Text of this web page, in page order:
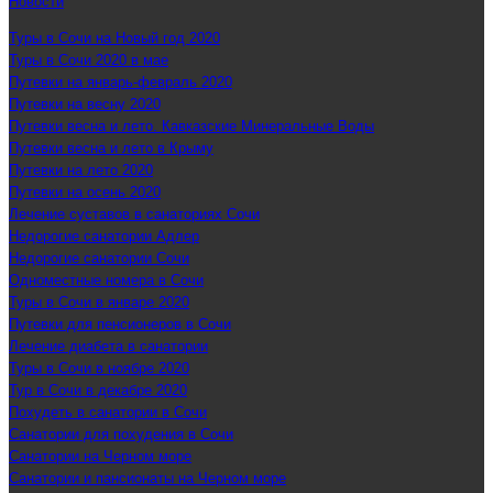
Туры в Сочи на Новый год 2020
Туры в Сочи 2020 в мае
Путевки на январь-февраль 2020
Путевки на весну 2020
Путевки весна и лето. Кавказские Минеральные Воды
Путевки весна и лето в Крыму
Путевки на лето 2020
Путевки на осень 2020
Лечение суставов в санаториях Сочи
Недорогие санатории Адлер
Недорогие санатории Сочи
Одноместные номера в Сочи
Туры в Сочи в январе 2020
Путевки для пенсионеров в Сочи
Лечение диабета в санатории
Туры в Сочи в ноябре 2020
Тур в Сочи в декабре 2020
Похудеть в санатории в Сочи
Санатории для похудения в Сочи
Санатории на Черном море
Санатории и пансионаты на Черном море